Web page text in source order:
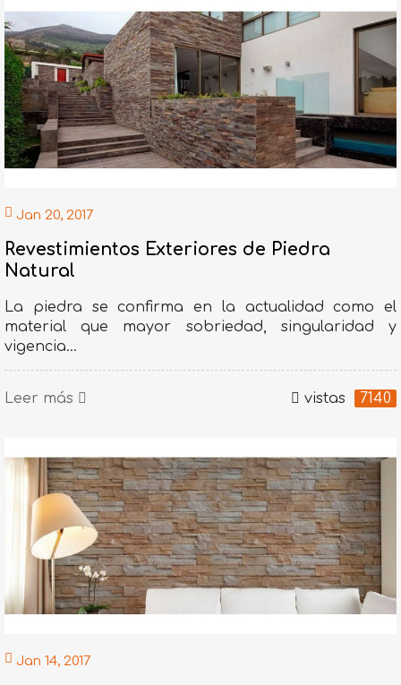
Jan 20, 2017
Revestimientos Exteriores de Piedra
Natural
La piedra se confirma en la actualidad como el
material que mayor sobriedad, singularidad y
vigencia...
Leer más vistas 7140
Jan 14, 2017